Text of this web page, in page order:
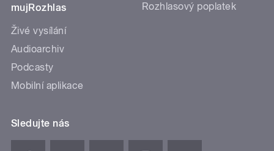
mujRozhlas
Živé vysílání
Audioarchiv
Podcasty
Mobilní aplikace
Rozhlasový poplatek
Sledujte nás